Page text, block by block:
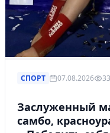
СПОРТ 07.08.2026 33
Заслуженный
самбо,